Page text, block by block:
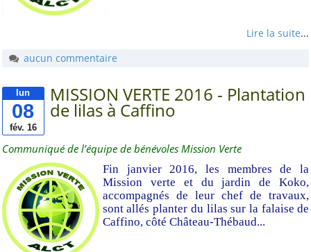
Lire la suite...
aucun commentaire
lun
08
fév. 16
MISSION VERTE 2016 - Plantation
de lilas à Caffino
Communiqué de l’équipe de bénévoles Mission Verte
Fin janvier 2016, les membres de la
Mission verte et du jardin de Koko,
accompagnés de leur chef de travaux,
sont allés planter du lilas sur la falaise de
Caffino, côté Château-Thébaud...